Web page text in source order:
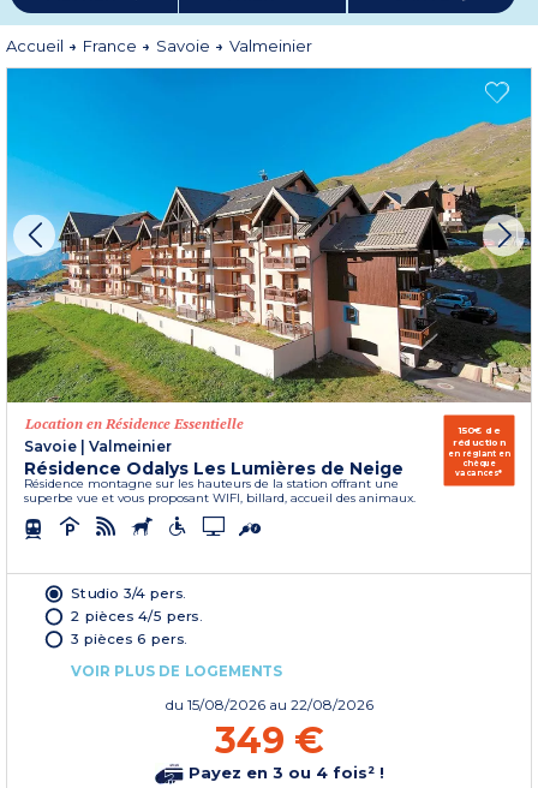
nature.
Plus d'informations
Accueil France Savoie Valmeinier
Location en Résidence Essentielle
Savoie
Valmeinier
Résidence Odalys Les Lumières de Neige
Résidence montagne sur les hauteurs de la station offrant une
superbe vue et vous proposant WIFI, billard, accueil des animaux.
150€ de
réduction
en réglant en
chèque
vacances*
Studio 3/4 pers.
2 pièces 4/5 pers.
3 pièces 6 pers.
VOIR PLUS DE LOGEMENTS
du 15/08/2026 au 22/08/2026
349 €
Payez en 3 ou 4 fois² !